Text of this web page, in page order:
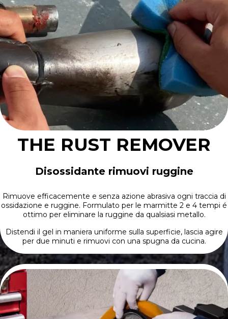
THE RUST REMOVER
Disossidante rimuovi ruggine
Rimuove efficacemente e senza azione abrasiva ogni traccia di
ossidazione e ruggine. Formulato per le marmitte 2 e 4 tempi é
ottimo per eliminare la ruggine da qualsiasi metallo.
Distendi il gel in maniera uniforme sulla superficie, lascia agire
per due minuti e rimuovi con una spugna da cucina.